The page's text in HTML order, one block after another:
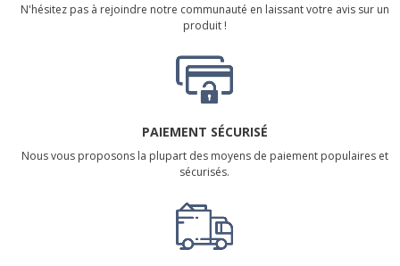
N'hésitez pas à rejoindre notre communauté en laissant votre avis sur un
produit !
PAIEMENT SÉCURISÉ
Nous vous proposons la plupart des moyens de paiement populaires et
sécurisés.